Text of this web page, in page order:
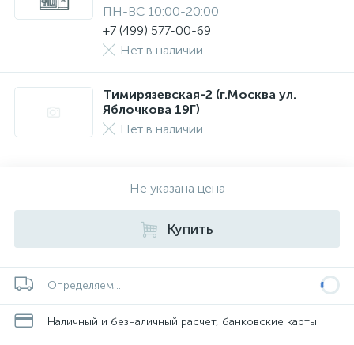
ПН-ВС 10:00-20:00
+7 (499) 577-00-69
Нет в наличии
Тимирязевская-2 (г.Москва ул.
Яблочкова 19Г)
Нет в наличии
Не указана цена
Купить
Определяем...
Наличный и безналичный расчет, банковские карты